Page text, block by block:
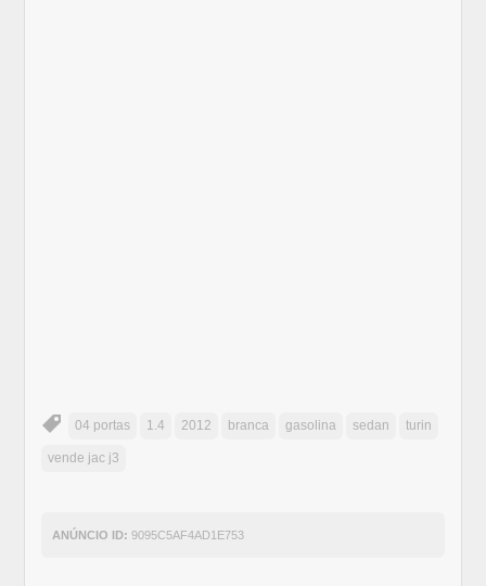
04 portas 1.4 2012 branca gasolina sedan turin
vende jac j3
ANÚNCIO ID: 9095C5AF4AD1E753